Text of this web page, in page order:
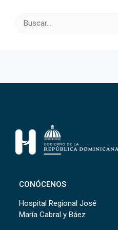
CONÓCENOS
Hospital Regional José
María Cabral y Báez